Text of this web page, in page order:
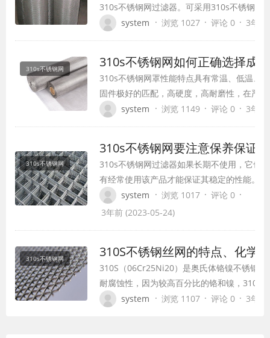
310s不锈钢网过滤器。可采用310s不锈钢网
气或各种液体物质接触。310s不锈钢网过滤
作的过程中选…
system · 浏览 1027 · 评论 0 · 3年
310s不锈钢网 310s不锈钢网如何正确选择成
310s不锈钢网罩性能特点具有常温、低温、
固件极好的匹配，高硬度，高耐磨性，在严
耐腐蚀性能，无磁性不锈钢丝网及显著的冷
system · 浏览 1149 · 评论 0 · 3年
310s不锈钢网
310s不锈钢网要注意保养保证
310s不锈钢网过滤器如果长期不使用，它也
有经常使用该产品才能保证其稳定的性能。
钢网过滤器在长时间不用的时候，一定要注
不锈钢过滤网没有使用很长一段时间,我们必
system · 浏览 1017 · 评论 0 ·
3年前 (2023-05-24)
310s不锈钢网 310S不锈钢丝网的特点、化学
310S（06Cr25Ni20）是奥氏体铬镍不锈钢
耐腐蚀性，因为较高百分比的铬和镍，310S
度，在高温下能持续作业，具有良好的耐高
system · 浏览 1107 · 评论 0 · 3年